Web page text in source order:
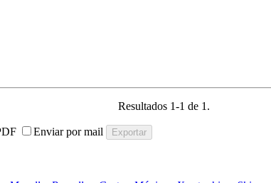
Resultados 1-1 de 1.
Enviar por mail